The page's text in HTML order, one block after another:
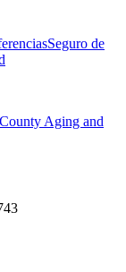
Seguro de
Aging and